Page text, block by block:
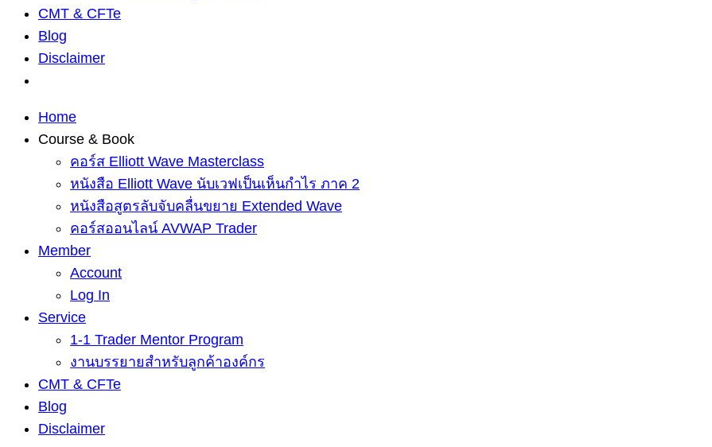
CMT & CFTe
Blog
Disclaimer
Home
Course & Book
คอร์ส Elliott Wave Masterclass
หนังสือ Elliott Wave นับเวฟเป็นเห็นกำไร ภาค 2
หนังสือสูตรลับจับคลื่นขยาย Extended Wave
คอร์สออนไลน์ AVWAP Trader
Member
Account
Log In
Service
1-1 Trader Mentor Program
งานบรรยายสำหรับลูกค้าองค์กร
CMT & CFTe
Blog
Disclaimer